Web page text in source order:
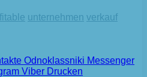
unternehmen verkauf
Odnoklassniki Messenger
Viber Drucken